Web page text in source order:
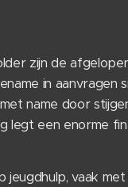
zijn de
in aanvragen
name door
legt een enorme
vaak